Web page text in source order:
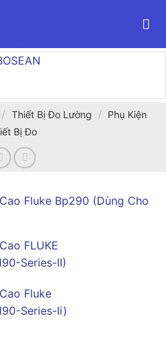
/ Thiết Bị Đo Lường / Phụ Kiện
Bị Đo